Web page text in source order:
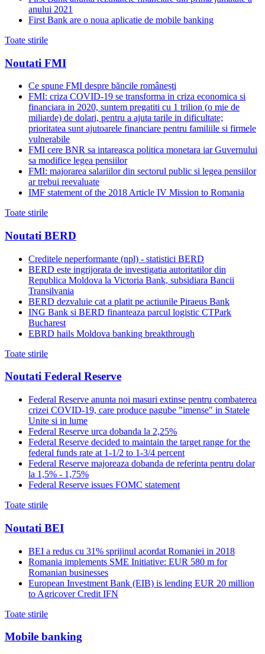
anului 2021
First Bank are o noua aplicatie de mobile banking
Toate stirile
Noutati FMI
Ce spune FMI despre băncile românești
FMI: criza COVID-19 se transforma in criza economica si
financiara in 2020, suntem pregatiti cu 1 trilion (o mie de
miliarde) de dolari, pentru a ajuta tarile in dificultate;
prioritatea sunt ajutoarele financiare pentru familiile si firmele
vulnerabile
FMI cere BNR sa intareasca politica monetara iar Guvernului
sa modifice legea pensiilor
FMI: majorarea salariilor din sectorul public si legea pensiilor
ar trebui reevaluate
IMF statement of the 2018 Article IV Mission to Romania
Toate stirile
Noutati BERD
Creditele neperformante (npl) - statistici BERD
BERD este ingrijorata de investigatia autoritatilor din
Republica Moldova la Victoria Bank, subsidiara Bancii
Transilvania
BERD dezvaluie cat a platit pe actiunile Piraeus Bank
ING Bank si BERD finanteaza parcul logistic CTPark
Bucharest
EBRD hails Moldova banking breakthrough
Toate stirile
Noutati Federal Reserve
Federal Reserve anunta noi masuri extinse pentru combaterea
crizei COVID-19, care produce pagube "imense" in Statele
Unite si in lume
Federal Reserve urca dobanda la 2,25%
Federal Reserve decided to maintain the target range for the
federal funds rate at 1-1/2 to 1-3/4 percent
Federal Reserve majoreaza dobanda de referinta pentru dolar
la 1,5% - 1,75%
Federal Reserve issues FOMC statement
Toate stirile
Noutati BEI
BEI a redus cu 31% sprijinul acordat Romaniei in 2018
Romania implements SME Initiative: EUR 580 m for
Romanian businesses
European Investment Bank (EIB) is lending EUR 20 million
to Agricover Credit IFN
Toate stirile
Mobile banking